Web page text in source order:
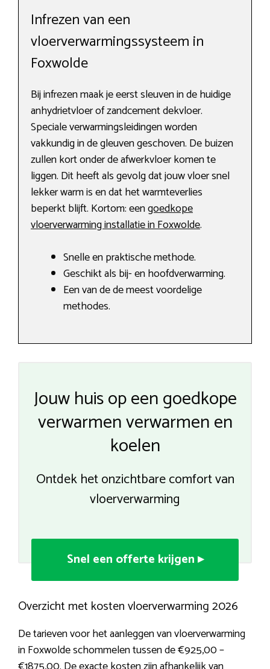
Infrezen van een
vloerverwarmingssysteem in
Foxwolde
Bij infrezen maak je eerst sleuven in de huidige
anhydrietvloer of zandcement dekvloer.
Speciale verwarmingsleidingen worden
vakkundig in de gleuven geschoven. De buizen
zullen kort onder de afwerkvloer komen te
liggen. Dit heeft als gevolg dat jouw vloer snel
lekker warm is en dat het warmteverlies
beperkt blijft. Kortom: eengoedkope
vloerverwarming installatie in Foxwolde.
Snelle en praktische methode.
Geschikt als bij- en hoofdverwarming.
Een van de de meest voordelige
methodes.
Jouw huis op een goedkope
verwarmen verwarmen en
koelen
Ontdek het onzichtbare comfort van
vloerverwarming
Snel een offerte krijgen ▸
Overzicht met kosten vloerverwarming 2026
De tarieven voor het aanleggen van vloerverwarming
in Foxwolde schommelen tussen de €925,00 –